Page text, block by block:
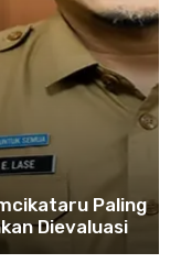
Paling
Dievaluasi